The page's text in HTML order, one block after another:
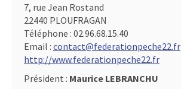
7, rue Jean Rostand
22440 PLOUFRAGAN
Téléphone : 02.96.68.15.40
Email : contact@federationpeche22.fr
http://www.federationpeche22.fr
Président : Maurice LEBRANCHU